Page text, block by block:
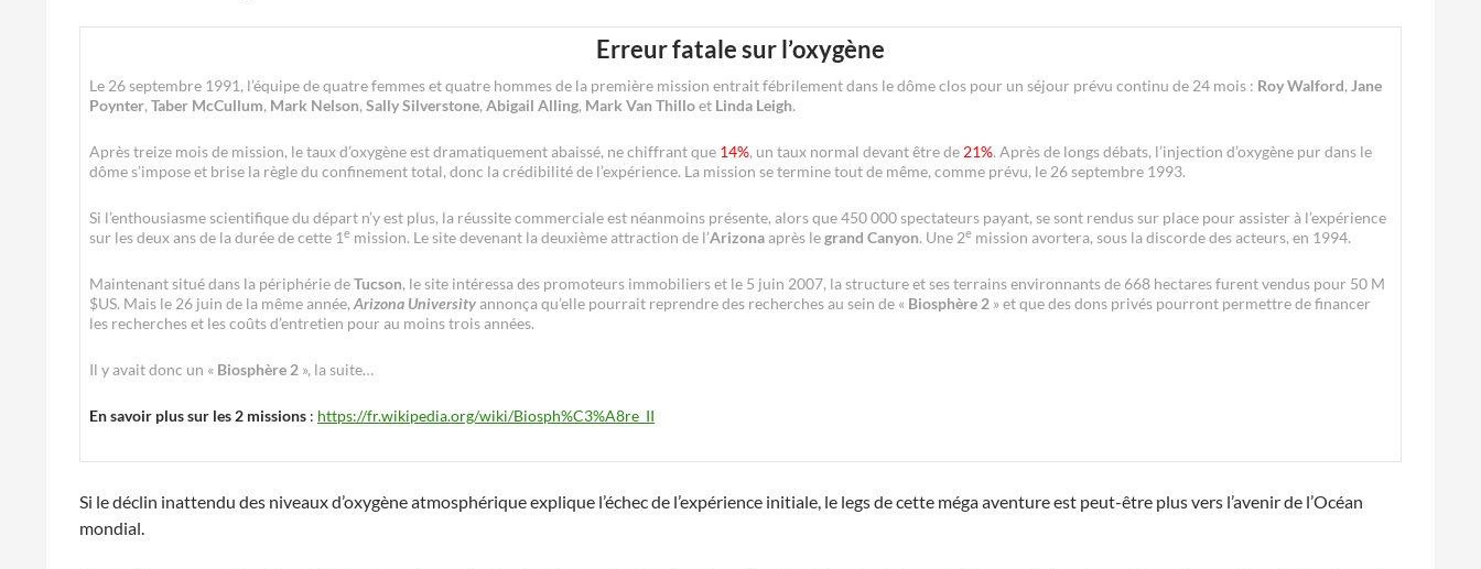
Erreur fatale sur l’oxygène
Le 26 septembre 1991, l’équipe de quatre femmes et quatre hommes de la première mission entrait fébrilement dans le dôme clos pour un séjour prévu continu de 24 mois : Roy Walford, Jane
Poynter, Taber McCullum, Mark Nelson, Sally Silverstone, Abigail Alling, Mark Van Thilloet Linda Leigh.
Après treize mois de mission, le taux d’oxygène est dramatiquement abaissé, ne chiffrant que 14%, un taux normal devant être de 21%. Après de longs débats, l’injection d’oxygène pur dans le
dôme s’impose et brise la règle du confinement total, donc la crédibilité de l’expérience. La mission se termine tout de même, comme prévu, le 26 septembre 1993.
Si l’enthousiasme scientifique du départ n’y est plus, la réussite commerciale est néanmoins présente, alors que 450 000 spectateurs payant, se sont rendus sur place pour assister à l’expérience
sur les deux ans de la durée de cette 1e mission. Le site devenant la deuxième attraction de l’Arizonaaprès legrand Canyon. Une 2e mission avortera, sous la discorde des acteurs, en 1994.
Maintenant situé dans la périphérie deTucson, le site intéressa des promoteurs immobiliers et le 5 juin 2007, la structure et ses terrains environnants de 668 hectares furent vendus pour 50 M
$US. Mais le 26 juin de la même année, Arizona Universityannonça qu’elle pourrait reprendre des recherches au sein de « Biosphère 2 » et que des dons privés pourront permettre de financer
les recherches et les coûts d’entretien pour au moins trois années.
Il y avait donc un « Biosphère 2 », la suite…
En savoir plus sur les 2 missions : https://fr.wikipedia.org/wiki/Biosph%C3%A8re_II
Si le déclin inattendu des niveaux d’oxygène atmosphérique explique l’échec de l’expérience initiale, le legs de cette méga aventure est peut-être plus vers l’avenir de l’Océan
mondial.